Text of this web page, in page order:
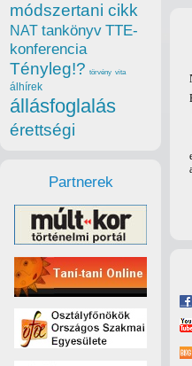
módszertani cikk
NAT tankönyv TTE-
konferencia
Tényleg!? törvény vita
álhírek
állásfoglalás
érettségi
Partnerek